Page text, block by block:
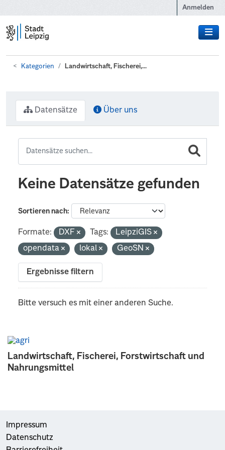
Anmelden
Kategorien Landwirtschaft, Fischerei,...
Landwirtschaft, Fischerei, Forstwirtschaft und
Nahrungsmittel
Datensätze Über uns
Keine Datensätze gefunden
Sortieren nach
Formate: DXF Tags:
LeipziGIS
opendata
lokal GeoSN
Ergebnisse filtern
Bitte versuch es mit einer anderen Suche.
Impressum
Datenschutz